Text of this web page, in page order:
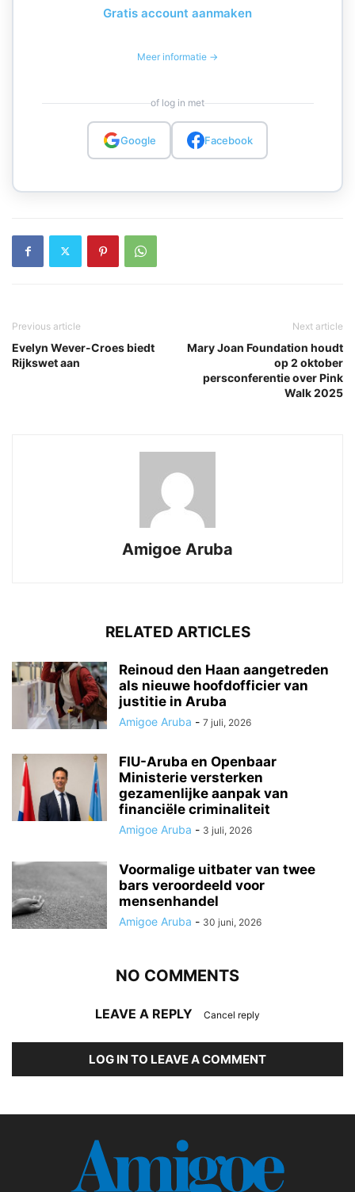
Gratis account aanmaken
Meer informatie →
of log in met
Google Facebook
Previous article
Evelyn Wever-Croes biedt
Rijkswet aan
Next article
Mary Joan Foundation houdt
op 2 oktober
persconferentie over Pink
Walk 2025
Amigoe Aruba
RELATED ARTICLES
Reinoud den Haan aangetreden
als nieuwe hoofdofficier van
justitie in Aruba
Amigoe Aruba - 7 juli, 2026
FIU-Aruba en Openbaar
Ministerie versterken
gezamenlijke aanpak van
financiële criminaliteit
Amigoe Aruba - 3 juli, 2026
Voormalige uitbater van twee
bars veroordeeld voor
mensenhandel
Amigoe Aruba - 30 juni, 2026
NO COMMENTS
LEAVE A REPLY Cancel reply
LOG IN TO LEAVE A COMMENT